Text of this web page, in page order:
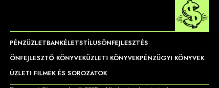
PÉNZÜZLETBANKÉLETSTÍLUSÖNFEJLESZTÉS
ÖNFEJLESZTŐ KÖNYVEKÜZLETI KÖNYVEKPÉNZÜGYI KÖNYVEK
ÜZLETI FILMEK ÉS SOROZATOK